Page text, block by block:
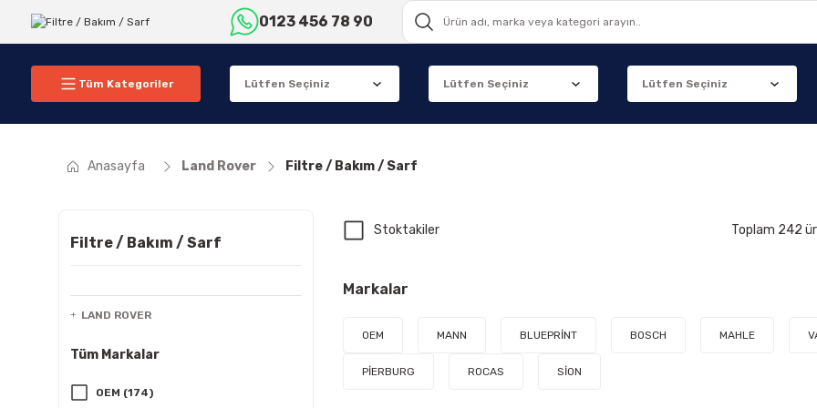
0123 456 78 90
Tüm Kategoriler
Anasayfa Land Rover Filtre / Bakım / Sarf
Filtre / Bakım / Sarf
LAND ROVER
Tüm Markalar
OEM (174)
Stoktakiler Toplam 242
Markalar
OEM MANN BLUEPRİNT BOSCH MAHLE
PİERBURG ROCAS SİON